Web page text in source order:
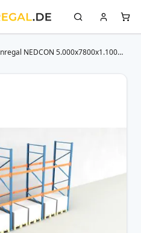
NEDCON 5.000x7800x1.100